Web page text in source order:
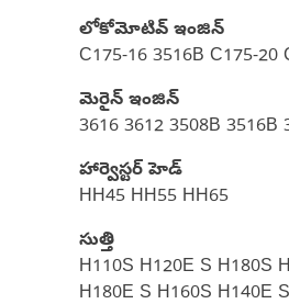
లోకోమోటివ్ ఇంజిన్
C175-16 3516B C175-20
మెరైన్ ఇంజిన్‌
3616 3612 3508B 3516B
హార్వెస్టర్ హెడ్
HH45 HH55 HH65
సుత్తి
H110S H120E S H180S
H180E S H160S H140E S